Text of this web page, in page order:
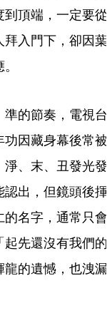
頂端，一定要從
入門下，卻因葉
的節奏，電視台
因藏身幕後常被
、末、丑發光發
出，但鏡頭後揮
名字，通常只會
先還沒有我們的
的遺憾，也洩漏